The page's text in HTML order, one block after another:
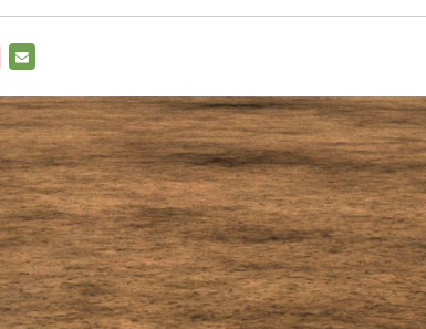
MAIL